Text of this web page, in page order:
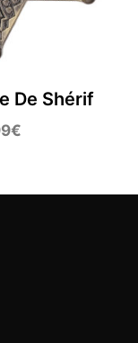
De Shérif
€